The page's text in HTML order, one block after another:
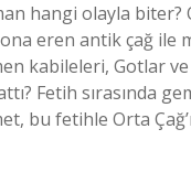
hangi olayla biter?
eren antik çağ ile
kabileleri, Gotlar
Fetih sırasında
fetihle Orta Çağ’ı